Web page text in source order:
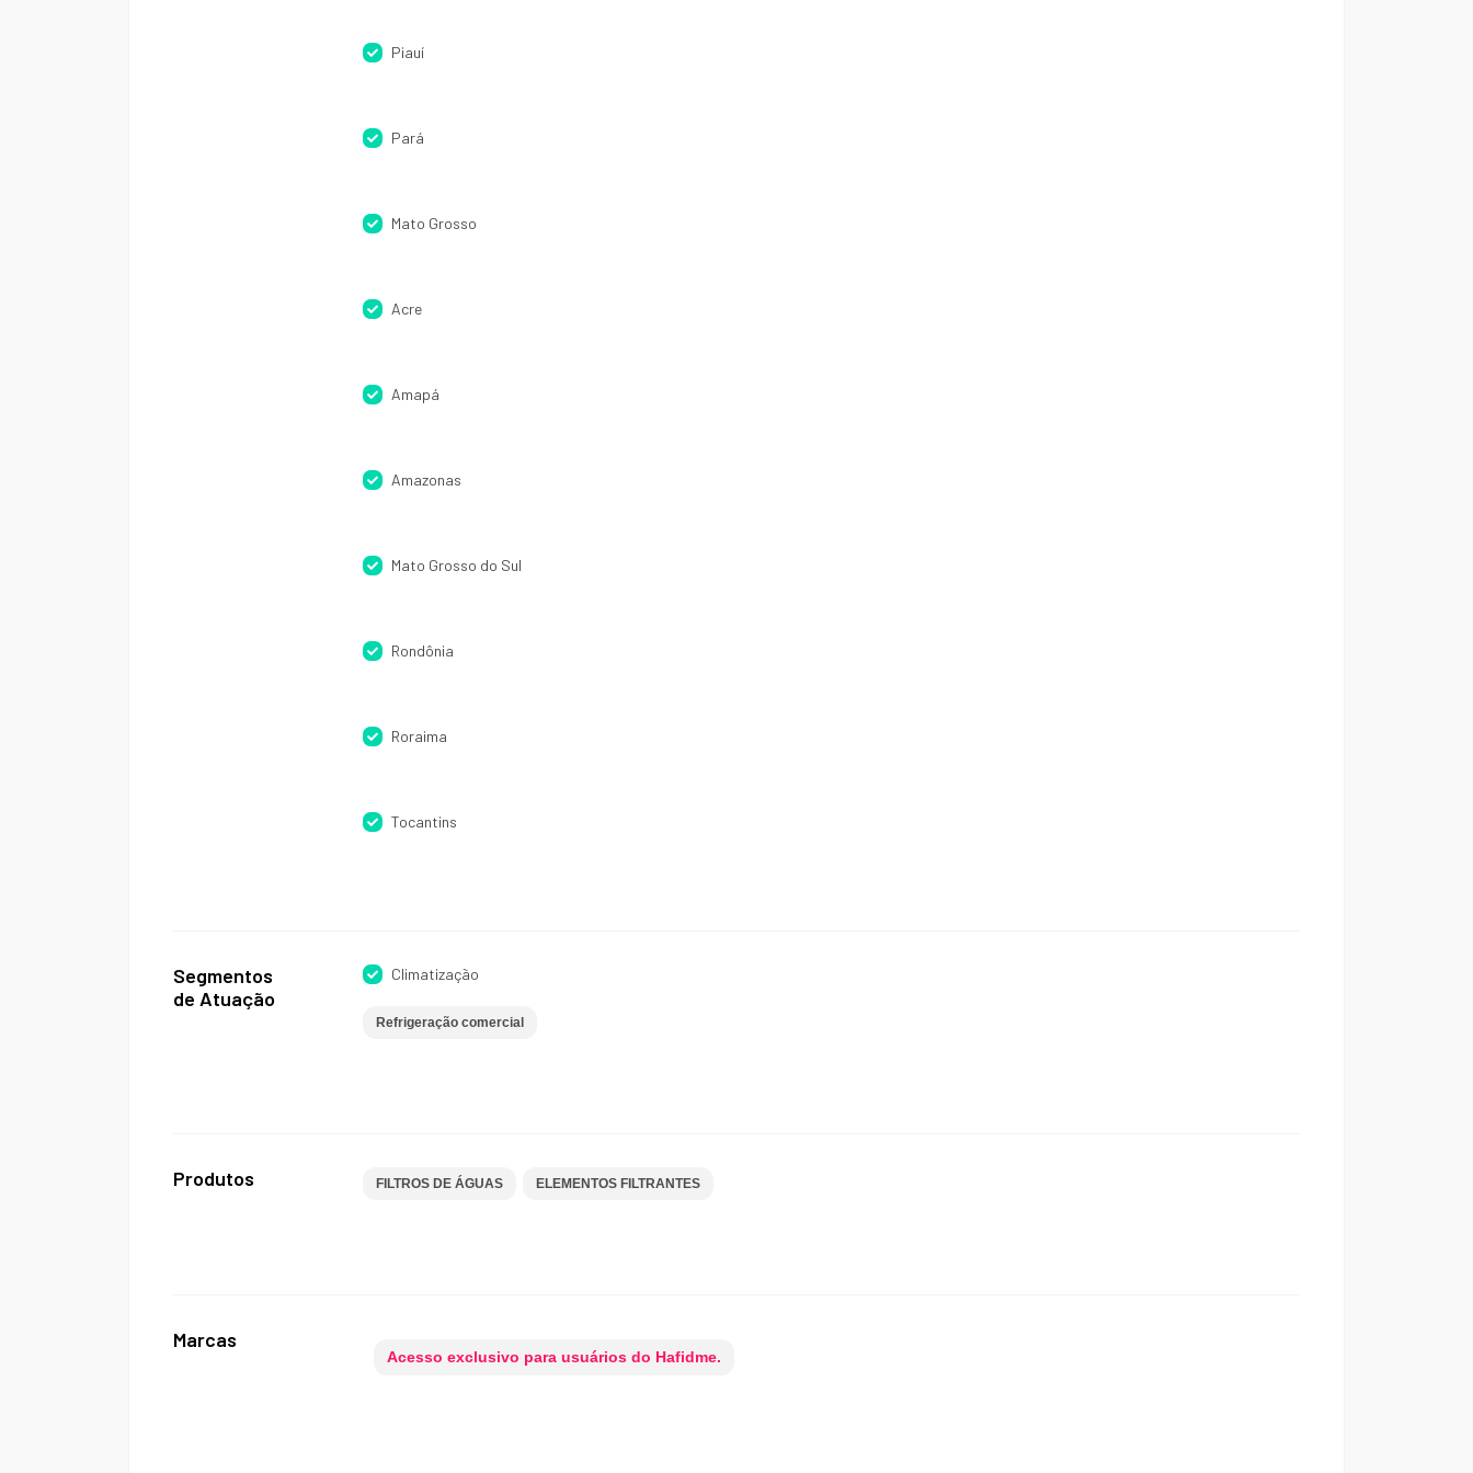
Piauí
Pará
Mato Grosso
Acre
Amapá
Amazonas
Mato Grosso do Sul
Rondônia
Roraima
Tocantins
Segmentos
de Atuação
Climatização
Refrigeração comercial
Produtos FILTROS DE ÁGUAS ELEMENTOS FILTRANTES
Marcas
Acesso exclusivo para usuários do Hafidme.